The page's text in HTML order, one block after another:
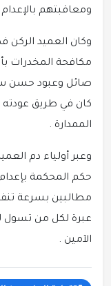
ومعاقبتهم بالإعدام
وكان العميد الركن
مكافحة المخدرات
كان في طريق
الممدارة .
وعبر أولياء دم
حكم المحكمة بإعدام
مطالبين بسرعة
عبرة لكل من تسول له
الآمين .